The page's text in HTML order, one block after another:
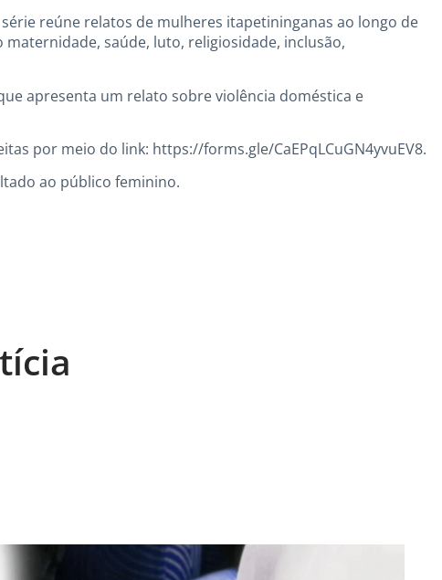
reúne relatos de mulheres itapetininganas ao longo de
saúde, luto, religiosidade, inclusão,
apresenta um relato sobre violência doméstica e
por meio do link: https://forms.gle/CaEPqLCuGN4yvuEV8.
ao público feminino.